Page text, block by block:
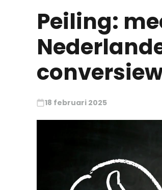
Peiling:
18 februari 2025